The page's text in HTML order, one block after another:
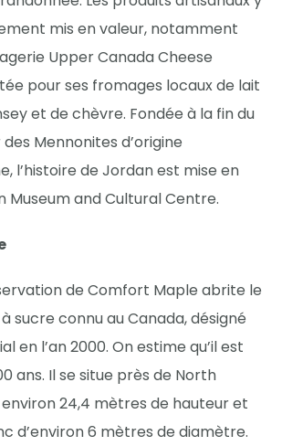
mis en valeur, notamment
Upper Canada Cheese
pour ses fromages locaux de lait
et de chèvre. Fondée à la fin du
Mennonites d’origine
l’histoire de Jordan est mise en
Museum and Cultural Centre.
de Comfort Maple abrite le
sucre connu au Canada, désigné
en l’an 2000. On estime qu’il est
ans. Il se situe près de North
24,4 mètres de hauteur et
d’environ 6 mètres de diamètre.